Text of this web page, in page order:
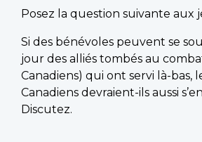
Posez la question suivante aux
Si des bénévoles peuvent se
jour des alliés tombés au
Canadiens) qui ont servi là-bas,
Canadiens devraient-ils aussi
Discutez.